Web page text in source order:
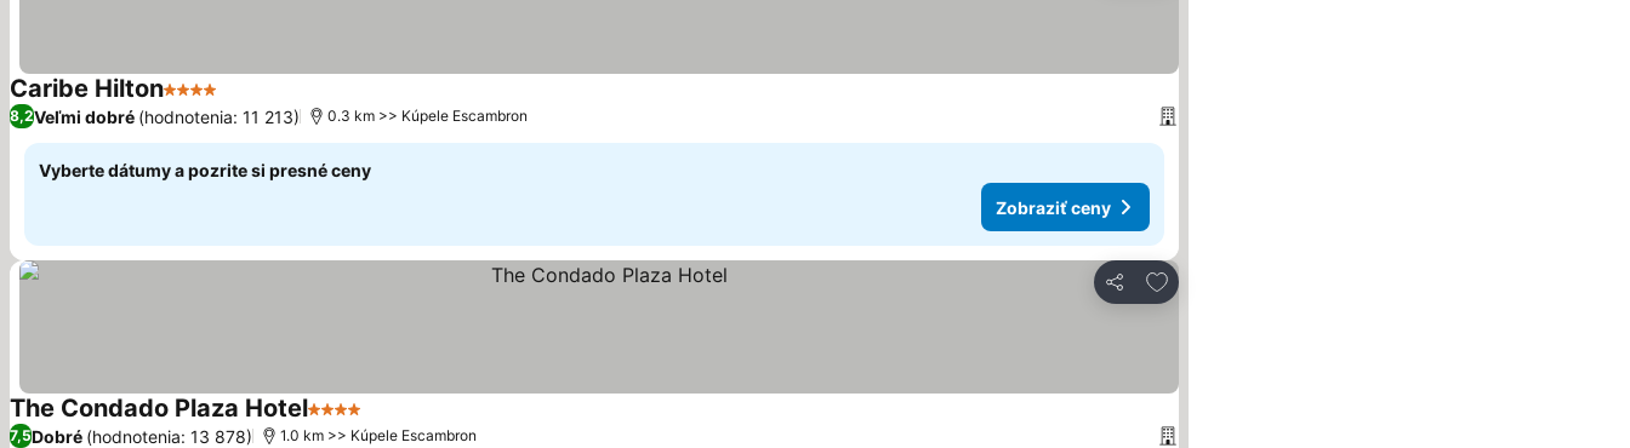
Caribe Hilton4 Počet hviezdičiek
8,2Veľmi dobré (hodnotenia: 11 213) 0.3 km >> Kúpele Escambron
Vyberte dátumy a pozrite si presné ceny
Zobraziť ceny
Zdieľať
Pridať do obľúbených
The Condado Plaza Hotel4 Počet hviezdičiek
7,5Dobré (hodnotenia: 13 878) 1.0 km >> Kúpele Escambron